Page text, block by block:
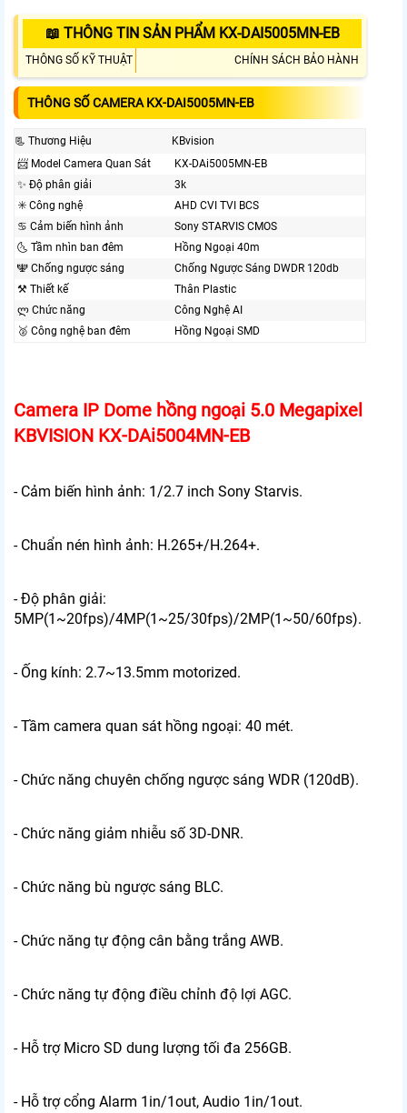
📖 THÔNG TIN SẢN PHẨM KX-DAI5005MN-EB
THÔNG SỐ KỸ THUẬT CHÍNH SÁCH BẢO HÀNH
THÔNG SỐ CAMERA KX-DAI5005MN-EB
📃 Thương Hiệu
KBvision
📨 Model Camera Quan Sát
KX-DAi5005MN-EB
✨ Độ phân giải
3k
✳️ Công nghệ
AHD CVI TVI BCS
♋ Cảm biến hình ảnh
Sony STARVIS CMOS
🌜 Tầm nhìn ban đêm
Hồng Ngoại 40m
🕎 Chống ngược sáng
Chống Ngược Sáng DWDR 120db
⚒ Thiết kế
Thân Plastic
ლ Chức năng
Công Nghệ AI
🥈️ Công nghệ ban đêm
Hồng Ngoại SMD
Camera IP Dome hồng ngoại 5.0 Megapixel
KBVISION KX-DAi5004MN-EB
- Cảm biến hình ảnh: 1/2.7 inch Sony Starvis.
- Chuẩn nén hình ảnh: H.265+/H.264+.
- Độ phân giải:
5MP(1~20fps)/4MP(1~25/30fps)/2MP(1~50/60fps).
- Ống kính: 2.7~13.5mm motorized.
- Tầm camera quan sát hồng ngoại: 40 mét.
- Chức năng chuyên chống ngược sáng WDR (120dB).
- Chức năng giảm nhiễu số 3D-DNR.
- Chức năng bù ngược sáng BLC.
- Chức năng tự động cân bằng trắng AWB.
- Chức năng tự động điều chỉnh độ lợi AGC.
- Hỗ trợ Micro SD dung lượng tối đa 256GB.
- Hỗ trợ cổng Alarm 1in/1out, Audio 1in/1out.